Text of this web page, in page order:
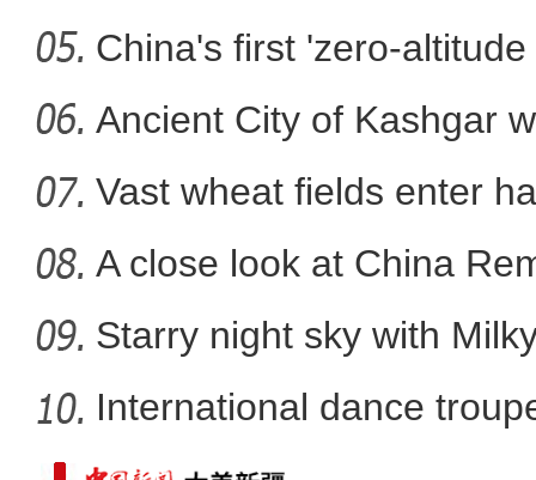
新疆库车市：梨园果飘
China's first 'zero-
Ancient City of Kashgar
Vast wheat fields enter
A close look at China
Starry night sky with
International dance